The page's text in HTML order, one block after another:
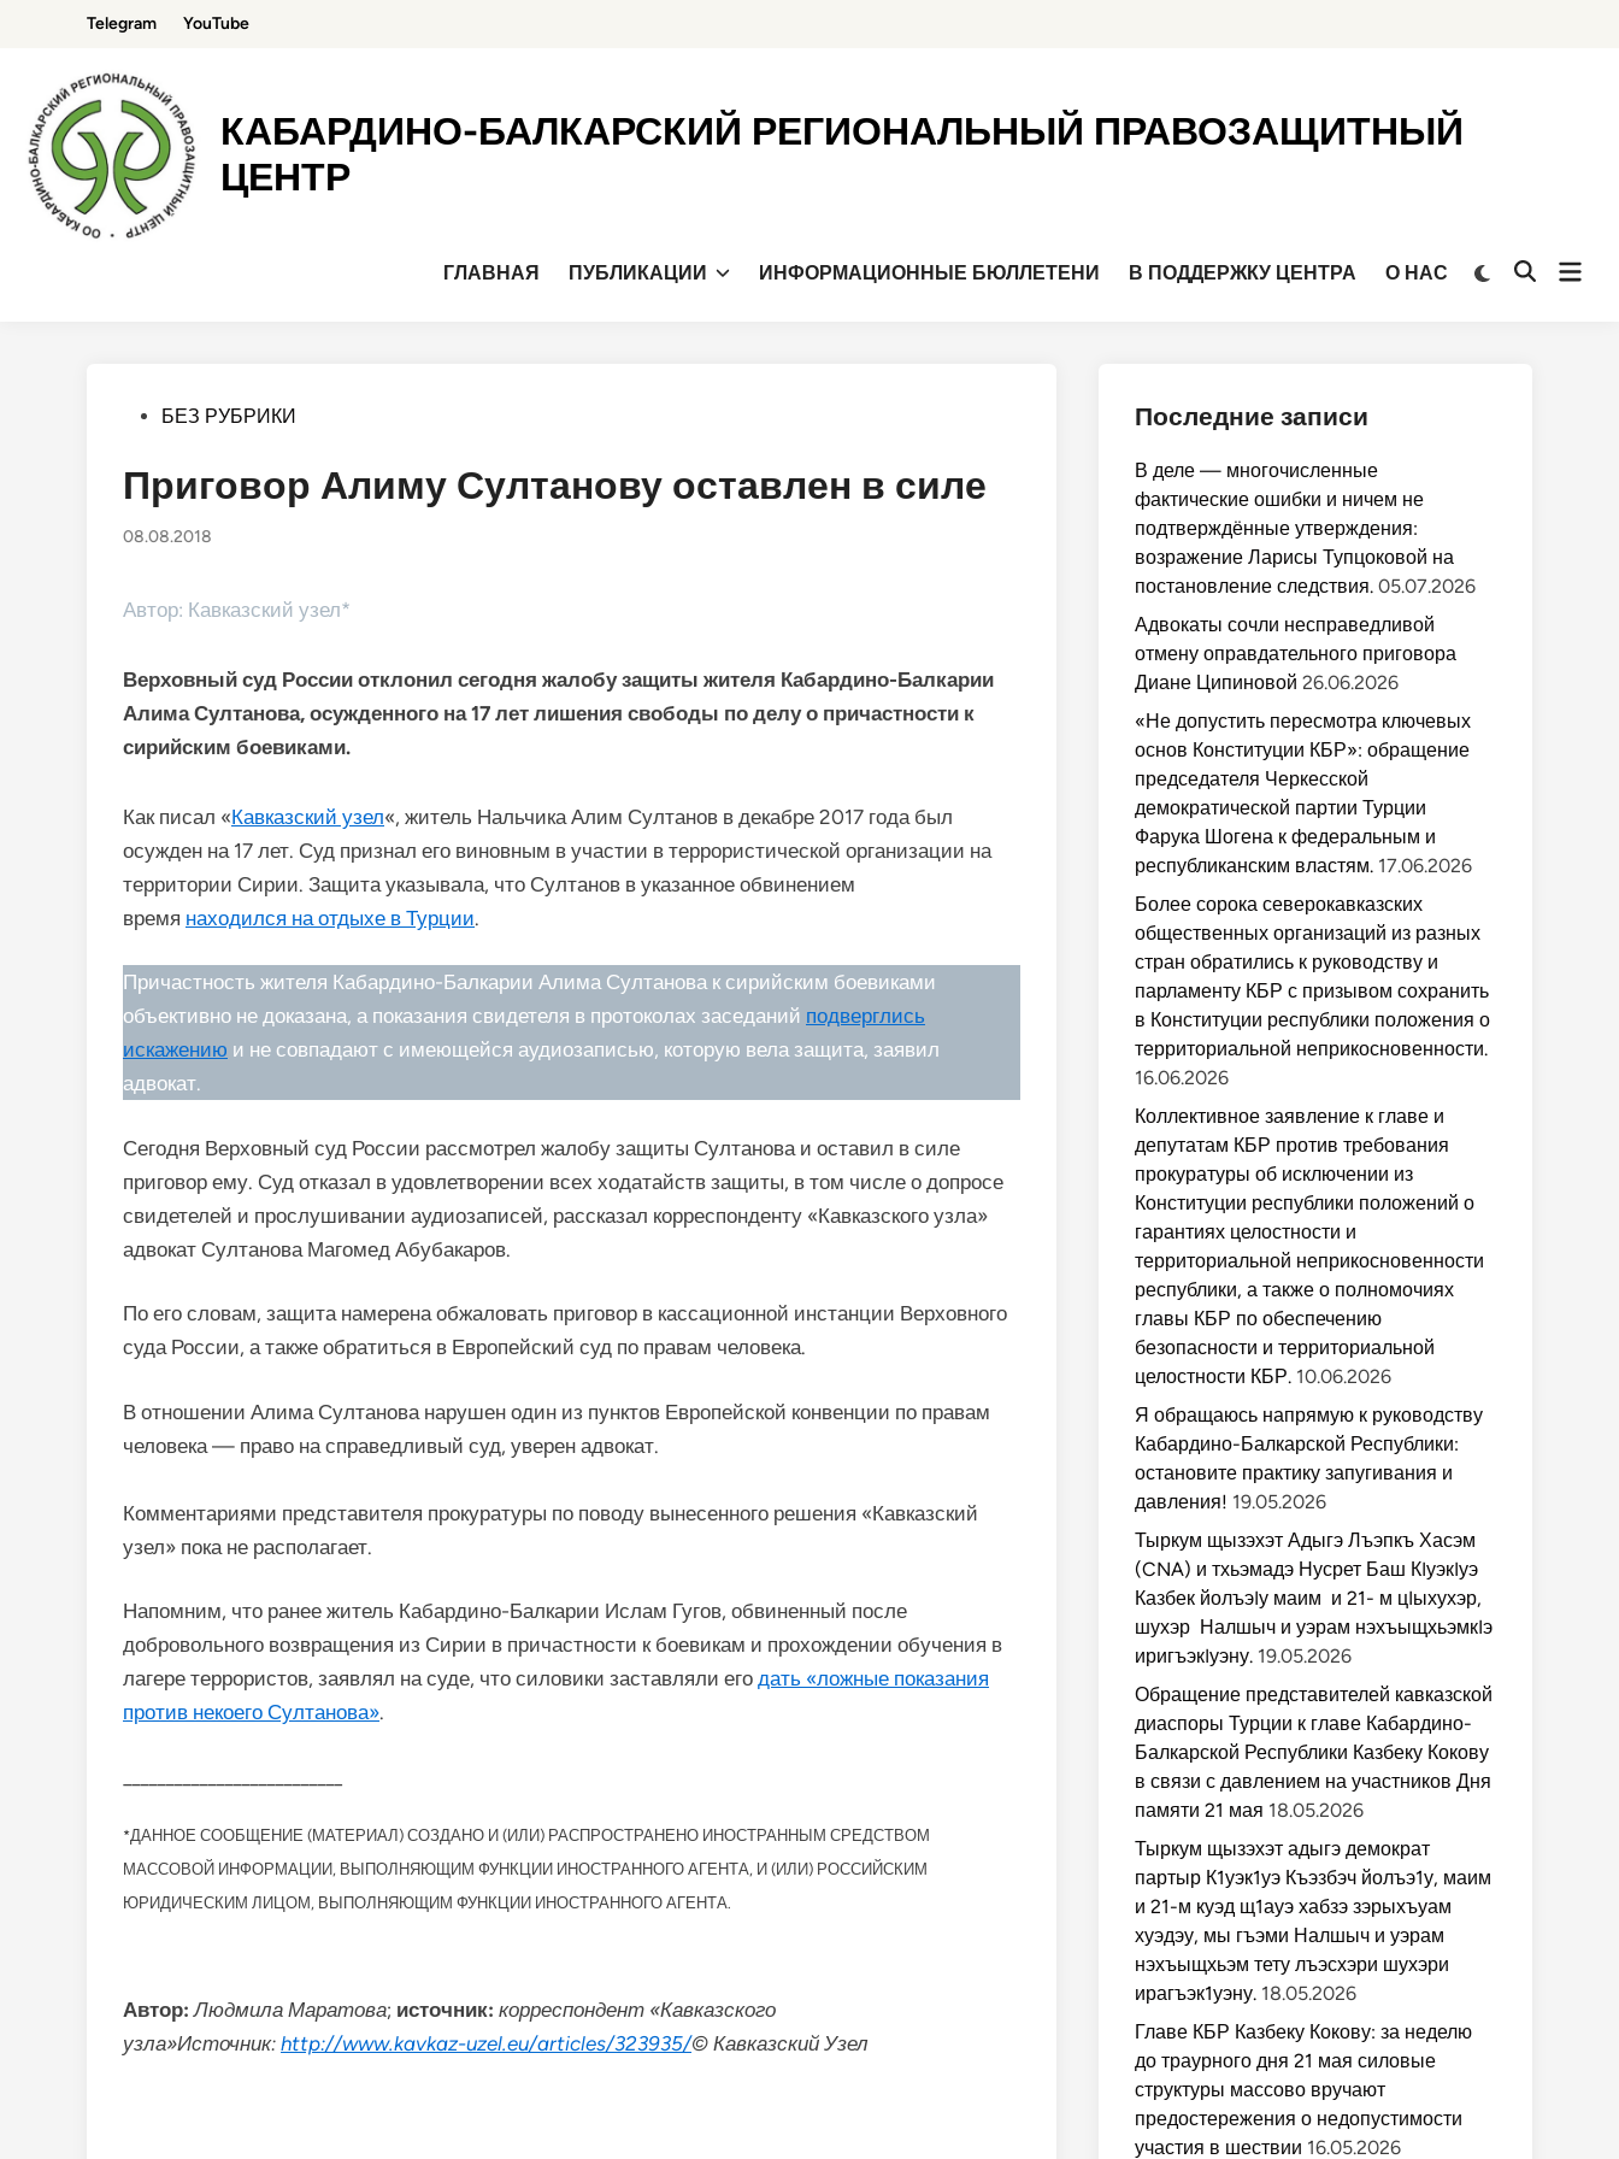
содержимому
Telegram YouTube
КАБАРДИНО-БАЛКАРСКИЙ РЕГИОНАЛЬНЫЙ ПРАВОЗАЩИТНЫЙ
ЦЕНТР
ГЛАВНАЯ ПУБЛИКАЦИИ ИНФОРМАЦИОННЫЕ БЮЛЛЕТЕНИ В ПОДДЕРЖКУ ЦЕНТРА О НАС
Переключить
Открыть
Опубликовано
БЕЗ РУБРИКИ
Приговор Алиму Султанову оставлен в силе
08.08.2018
Автор: Кавказский узел*
Верховный суд России отклонил сегодня жалобу защиты жителя Кабардино-Балкарии
Алима Султанова, осужденного на 17 лет лишения свободы по делу о причастности к
сирийским боевиками.
Как писал «Кавказский узел«, житель Нальчика Алим Султанов в декабре 2017 года был
осужден на 17 лет. Суд признал его виновным в участии в террористической организации на
территории Сирии. Защита указывала, что Султанов в указанное обвинением
время находился на отдыхе в Турции.
Причастность жителя Кабардино-Балкарии Алима Султанова к сирийским боевиками
объективно не доказана, а показания свидетеля в протоколах заседаний подверглись
искажению и не совпадают с имеющейся аудиозаписью, которую вела защита, заявил
адвокат.
Сегодня Верховный суд России рассмотрел жалобу защиты Султанова и оставил в силе
приговор ему. Суд отказал в удовлетворении всех ходатайств защиты, в том числе о допросе
свидетелей и прослушивании аудиозаписей, рассказал корреспонденту «Кавказского узла»
адвокат Султанова Магомед Абубакаров.
По его словам, защита намерена обжаловать приговор в кассационной инстанции Верховного
суда России, а также обратиться в Европейский суд по правам человека.
В отношении Алима Султанова нарушен один из пунктов Европейской конвенции по правам
человека — право на справедливый суд, уверен адвокат.
Комментариями представителя прокуратуры по поводу вынесенного решения «Кавказский
узел» пока не располагает.
Напомним, что ранее житель Кабардино-Балкарии Ислам Гугов, обвиненный после
добровольного возвращения из Сирии в причастности к боевикам и прохождении обучения в
лагере террористов, заявлял на суде, что силовики заставляли его дать «ложные показания
против некоего Султанова».
*ДАННОЕ СООБЩЕНИЕ (МАТЕРИАЛ) СОЗДАНО И (ИЛИ) РАСПРОСТРАНЕНО ИНОСТРАННЫМ СРЕДСТВОМ
МАССОВОЙ ИНФОРМАЦИИ, ВЫПОЛНЯЮЩИМ ФУНКЦИИ ИНОСТРАННОГО АГЕНТА, И (ИЛИ) РОССИЙСКИМ
ЮРИДИЧЕСКИМ ЛИЦОМ, ВЫПОЛНЯЮЩИМ ФУНКЦИИ ИНОСТРАННОГО АГЕНТА.
Автор: Людмила Маратова; источник: корреспондент «Кавказского
узла»Источник: http://www.kavkaz-uzel.eu/articles/323935/© Кавказский Узел
Последние записи
В деле — многочисленные
фактические ошибки и ничем не
подтверждённые утверждения:
возражение Ларисы Тупцоковой на
постановление следствия. 05.07.2026
Адвокаты сочли несправедливой
отмену оправдательного приговора
Диане Ципиновой 26.06.2026
«Не допустить пересмотра ключевых
основ Конституции КБР»: обращение
председателя Черкесской
демократической партии Турции
Фарука Шогена к федеральным и
республиканским властям. 17.06.2026
Более сорока северокавказских
общественных организаций из разных
стран обратились к руководству и
парламенту КБР с призывом сохранить
в Конституции республики положения о
территориальной неприкосновенности.
16.06.2026
Коллективное заявление к главе и
депутатам КБР против требования
прокуратуры об исключении из
Конституции республики положений о
гарантиях целостности и
территориальной неприкосновенности
республики, а также о полномочиях
главы КБР по обеспечению
безопасности и территориальной
целостности КБР. 10.06.2026
Я обращаюсь напрямую к руководству
Кабардино-Балкарской Республики:
остановите практику запугивания и
давления! 19.05.2026
Тыркум щызэхэт Адыгэ Лъэпкъ Хасэм
(CNA) и тхьэмадэ Нусрет Баш КIуэкIуэ
Казбек йолъэIу маим и 21- м цIыхухэр,
шухэр Налшыч и уэрам нэхъыщхьэмкIэ
иригъэкIуэну. 19.05.2026
Обращение представителей кавказской
диаспоры Турции к главе Кабардино-
Балкарской Республики Казбеку Кокову
в связи с давлением на участников Дня
памяти 21 мая 18.05.2026
Тыркум щызэхэт адыгэ демократ
партыр К1уэк1уэ Къэзбэч йолъэ1у, маим
и 21-м куэд щ1ауэ хабзэ зэрыхъуам
хуэдэу, мы гъэми Налшыч и уэрам
нэхъыщхьэм тету лъэсхэри шухэри
ирагъэк1уэну. 18.05.2026
Главе КБР Казбеку Кокову: за неделю
до траурного дня 21 мая силовые
структуры массово вручают
предостережения о недопустимости
участия в шествии 16.05.2026